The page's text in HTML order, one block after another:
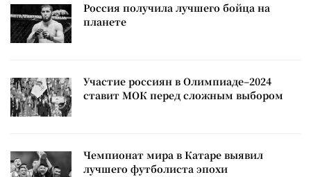
Россия получила лучшего бойца на
планете
Участие россиян в Олимпиаде–2024
ставит МОК перед сложным выбором
Чемпионат мира в Катаре выявил
лучшего футболиста эпохи